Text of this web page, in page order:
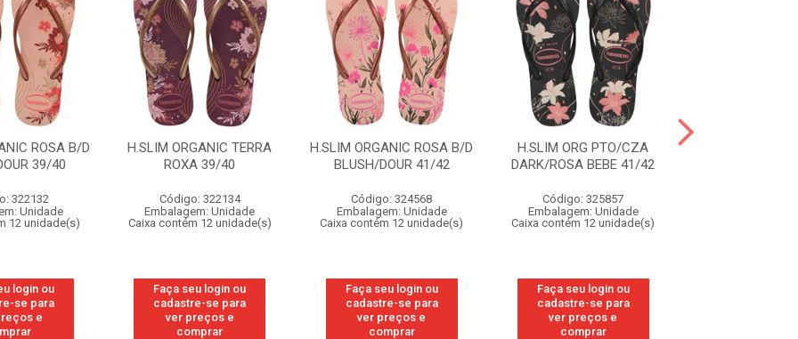
ROSA B/D
39/40
322132
Unidade
12 unidade(s)
login ou
se para
e
H.SLIM ORGANIC TERRA
ROXA 39/40
Código: 322134
Embalagem: Unidade
Caixa contém 12 unidade(s)
Faça seu login ou
cadastre-se para
ver preços e
comprar
H.SLIM ORGANIC ROSA B/D
BLUSH/DOUR 41/42
Código: 324568
Embalagem: Unidade
Caixa contém 12 unidade(s)
Faça seu login ou
cadastre-se para
ver preços e
comprar
H.SLIM ORG PTO/CZA
DARK/ROSA BEBE 41/42
Código: 325857
Embalagem: Unidade
Caixa contém 12 unidade(s)
Faça seu login ou
cadastre-se para
ver preços e
comprar